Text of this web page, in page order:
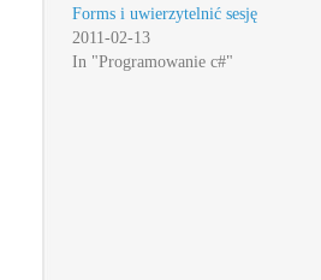
Forms i uwierzytelnić sesję
2011-02-13
In "Programowanie c#"